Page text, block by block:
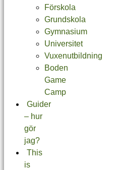
Förskola
Grundskola
Gymnasium
Universitet
Vuxenutbildning
Boden
Game
Camp
Guider
– hur
gör
jag?
This
is